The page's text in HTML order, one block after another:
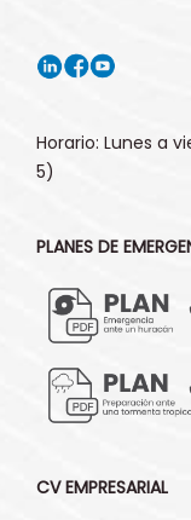
Horario: Lunes a
5)
PLANES DE
CV EMPRESARIAL